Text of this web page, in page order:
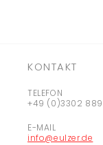
KONTAKT
TELEFON
+49 (0)3302
E-MAIL
info@eulzer.de